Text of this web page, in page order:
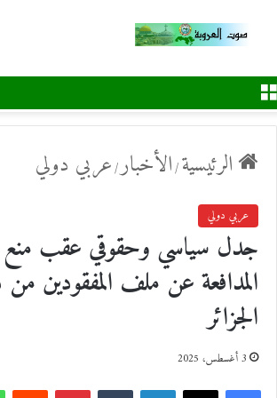
الرئيسية/الأخبار/عربي دولي
عربي دولي
جدل سياسي وحقوقي عقب منع
المدافعة عن ملف المفقودين
الجزائر
3 أغسطس، 2025